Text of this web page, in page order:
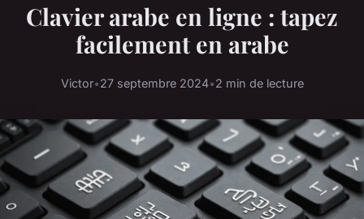
Clavier arabe en ligne : tapez
facilement en arabe
Victor•27 septembre 2024•2 min de lecture